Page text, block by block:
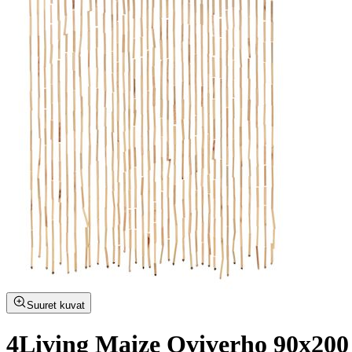
Suuret kuvat
4Living Maize Oviverho